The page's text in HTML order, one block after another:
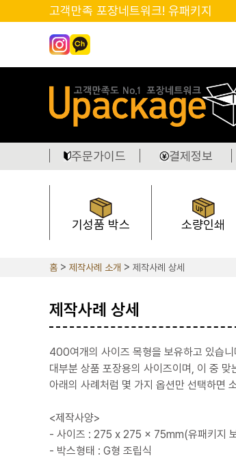
고객만족 포장네트워크! 유패키지
주문가이드 결제정보
기성품 박스 소량인쇄
홈 제작사례 소개 제작사례 상세
제작사례 상세
400여개의 사이즈 목형을 보유하고 있습니
대부분 상품 포장용의 사이즈이며, 이 중
아래의 사례처럼 몇 가지 옵션만 선택하면
<제작사양>
- 사이즈 : 275 x 275 x 75mm(유패키지
- 박스형태 : G형 조립식